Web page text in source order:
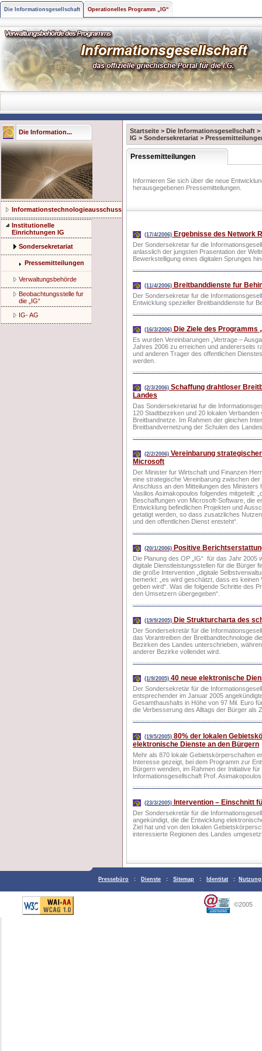
Die Informationsgesellschaft Operationelles Programm „IG“
Die Information...
Informationstechnologieausschuss
Institutionelle
Einrichtungen IG
Sondersekretariat
Pressemitteilungen
Verwaltungsbehörde
Beobachtungsstelle fur
die „IG“
IG- AG
Startseite > Die Informationsgesellschaft >
IG > Sondersekretariat >
Pressemitteilungen
Informieren Sie sich über die neue
herausgegebenen Pressemitteilungen.
(17/4/2006) Ergebnisse des Network
Der Sondersekretar fur die
anlasslich der jungsten Prasentation der
Bewerkstelligung eines digitalen Sprunges
(11/4/2006) Breitbanddienste fur
Der Sondersekretar fur die
Entwicklung spezieller Breitbanddienste fur
(16/3/2006) Die Ziele des
Es wurden Vereinbarungen „Vertrage –
Jahres 2006 zu erreichen und andererseits
und anderen Trager des offentlichen
werden.
(2/3/2006) Schaffung drahtloser
Landes
Das Sondersekretariat fur die
120 Stadtbezirken und 20 lokalen
Breitbandnetze. Im Rahmen der gleichen
Breitbandvernetzung der Schulen des
(2/2/2006) Vereinbarung
Microsoft
Der Minister fur Wirtschaft und Finanzen
eine strategische Vereinbarung zwischen
Anschluss an den Mitteilungen des
Vasilios Asimakopoulos folgendes mitgeteilt:
Beschaffungen von Microsoft-Software, die
Entwicklung befindlichen Projekten und
getatigt werden, so dass zusatzliches
und den offentlichen Dienst entsteht“.
(20/1/2006) Positive
Die Planung des OP „IG“ für das Jahr 2005
digitale Dienstleistungsstellen für die Bürger
die große Intervention „digitale
bemerkt: „es wird geschätzt, dass es
geben wird“. Was die folgende Schritte des
den Umsetzern übergegeben“.
(19/9/2005) Die Strukturcharta des
Der Sondersekretär für die
das Vorantreiben der Breitbandtechnologie
Bezirken des Landes unterschrieben,
anderer Bezirke vollendet wird.
(1/9/2005) 40 neue elektronische
Der Sondersekretär für die
entsprechender im Januar 2005
Gesamthaushalts in Höhe von 97 Mil. Euro
die Verbesserung des Alltags der Bürger als
(19/5/2005) 80% der lokalen
elektronische Dienste an den Bürgern
Mehr als 870 lokale Gebietskörperschaften
Interesse gezeigt, bei dem Programm zur
Bürgern wenden, im Rahmen der Initiative
Informationsgesellschaft Prof.
(23/3/2005) Intervention – Einschnitt
Der Sondersekretär für die
angekündigt, die die Entwicklung
Ziel hat und von den lokalen
interessierte Regionen des Landes
Pressebüro : Dienste : Sitemap : Identitat :
©2005